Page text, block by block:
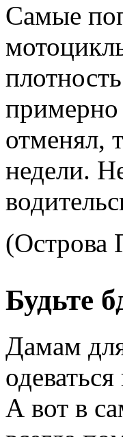
Самые
примерно
отменял,
недели.
(Острова
Будьте
Дамам
А вот в